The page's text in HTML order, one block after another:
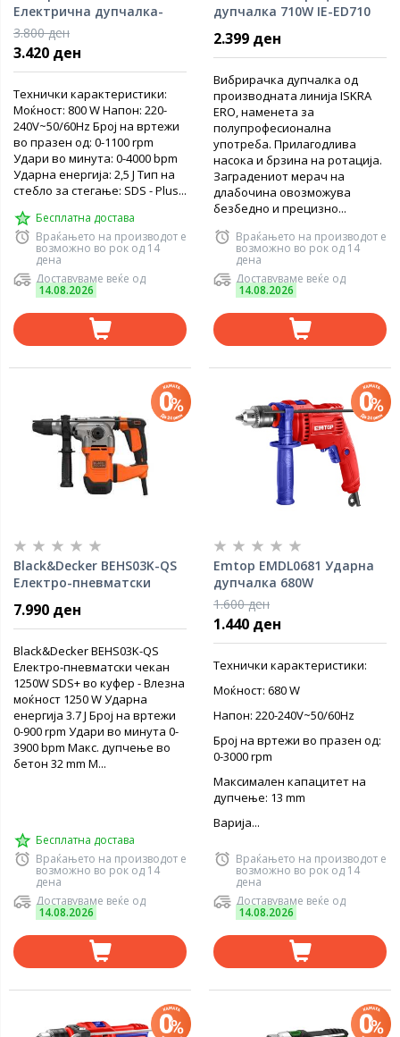
Електрична дупчалка-
чекан 800W
3.800 ден
3.420 ден
Технички карактеристики:
Моќност: 800 W Напон: 220-
240V~50/60Hz Број на вртежи
во празен од: 0-1100 rpm
Удари во минута: 0-4000 bpm
Ударна енергија: 2,5 J Тип на
стебло за стегање: SDS - Plus...
Бесплатна достава
Враќањето на производот е
возможно во рок од 14
дена
Доставуваме веќе од
14.08.2026
дупчалка 710W IE-ED710
2.399 ден
Вибрирачка дупчалка од
производната линија ISKRA
ERO, наменета за
полупрофесионална
употреба. Прилагодлива
насока и брзина на ротација.
Заградениот мерач на
длабочина овозможува
безбедно и прецизно...
Враќањето на производот е
возможно во рок од 14
дена
Доставуваме веќе од
14.08.2026
Black&Decker BEHS03K-QS
Електро-пневматски
7.990 ден
Black&Decker BEHS03K-QS
Електро-пневматски чекан
1250W SDS+ во куфер - Влезна
моќност 1250 W Ударна
енергија 3.7 Ј Број на вртежи
0-900 rpm Удари во минута 0-
3900 bpm Макс. дупчење во
бетон 32 mm М...
Бесплатна достава
Враќањето на производот е
возможно во рок од 14
дена
Доставуваме веќе од
14.08.2026
Emtop EMDL0681 Ударна
дупчалка 680W
1.600 ден
1.440 ден
Технички карактеристики:
Моќност: 680 W
Напон: 220-240V~50/60Hz
Број на вртежи во празен од:
0-3000 rpm
Максимален капацитет на
дупчење: 13 mm
Варија...
Враќањето на производот е
возможно во рок од 14
дена
Доставуваме веќе од
14.08.2026